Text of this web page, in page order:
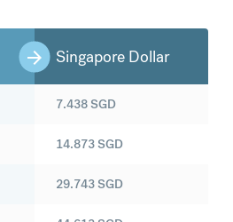
Singapore Dollar
7.438SGD
14.873SGD
29.743SGD